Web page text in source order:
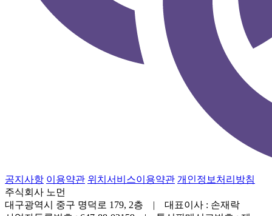
공지사항 이용약관 위치서비스이용약관 개인정보처리방침
주식회사 노먼
대구광역시 중구 명덕로 179, 2층 | 대표이사 : 손재락